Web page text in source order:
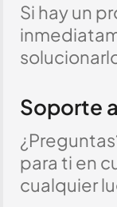
Si hay un
Soporte
para ti en
cualquier